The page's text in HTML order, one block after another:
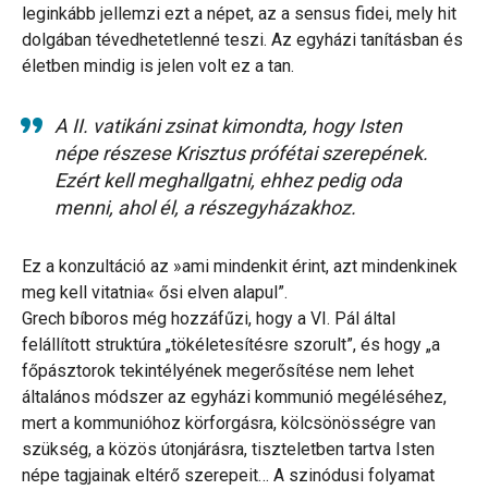
leginkább jellemzi ezt a népet, az a sensus fidei, mely hit
dolgában tévedhetetlenné teszi. Az egyházi tanításban és
életben mindig is jelen volt ez a tan.
A II. vatikáni zsinat kimondta, hogy Isten
népe részese Krisztus prófétai szerepének.
Ezért kell meghallgatni, ehhez pedig oda
menni, ahol él, a részegyházakhoz.
Ez a konzultáció az »ami mindenkit érint, azt mindenkinek
meg kell vitatnia« ősi elven alapul”.
Grech bíboros még hozzáfűzi, hogy a VI. Pál által
felállított struktúra „tökéletesítésre szorult”, és hogy „a
főpásztorok tekintélyének megerősítése nem lehet
általános módszer az egyházi kommunió megéléséhez,
mert a kommunióhoz körforgásra, kölcsönösségre van
szükség, a közös útonjárásra, tiszteletben tartva Isten
népe tagjainak eltérő szerepeit… A szinódusi folyamat